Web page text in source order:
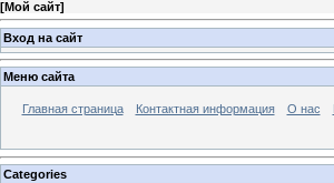
[Мой сайт]
Вход на сайт
Меню сайта
Главная страница Контактная информация О нас
Categories